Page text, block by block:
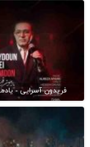
فریدون آسرایی -